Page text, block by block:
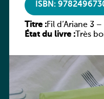
ISBN:
Titre :Fil d’Ariane 3
État du livre :Très